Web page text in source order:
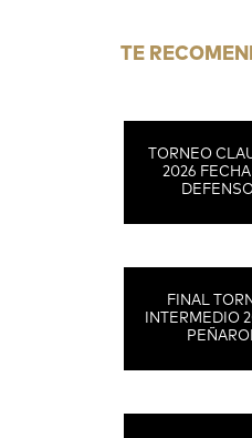
TE
TORNEO
2026 FECHA
FINAL
INTERMEDIO
PEÑAROL